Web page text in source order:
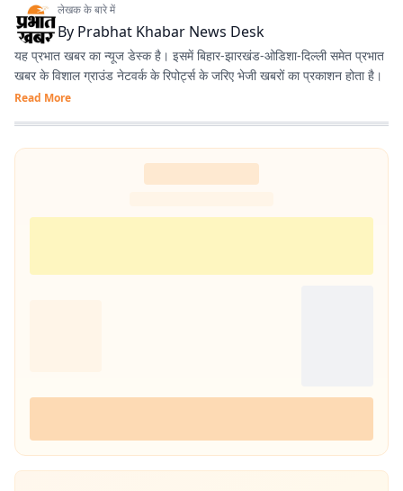
लेखक के बारे में
By Prabhat Khabar News Desk
यह प्रभात खबर का न्यूज डेस्क है। इसमें बिहार-झारखंड-ओडिशा-दिल्‍ली समेत प्रभात
खबर के विशाल ग्राउंड नेटवर्क के रिपोर्ट्स के जरिए भेजी खबरों का प्रकाशन होता है।
Read More